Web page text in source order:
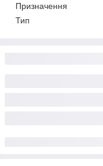
Призначення
Тип